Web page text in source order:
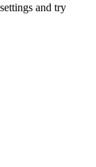
and try